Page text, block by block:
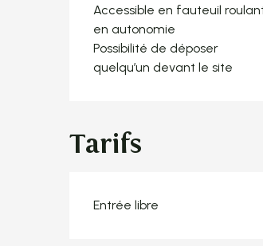
Accessible en fauteuil
en autonomie
Possibilité de déposer
quelqu’un devant le site
Tarifs
Entrée libre